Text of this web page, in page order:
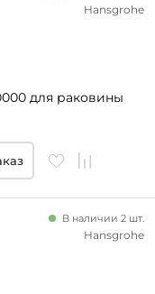
для раковины
Hansgrohe
В наличии 2 шт.
Hansgrohe